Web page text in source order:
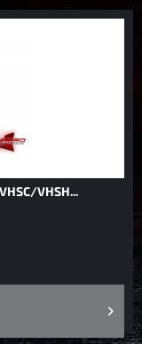
VHSH...